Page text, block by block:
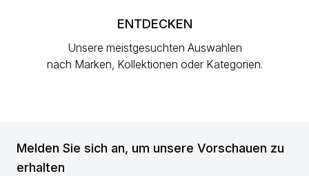
ENTDECKEN
Unsere meistgesuchten Auswahlen
nach Marken, Kollektionen oder Kategorien.
Melden Sie sich an, um unsere Vorschauen zu
erhalten